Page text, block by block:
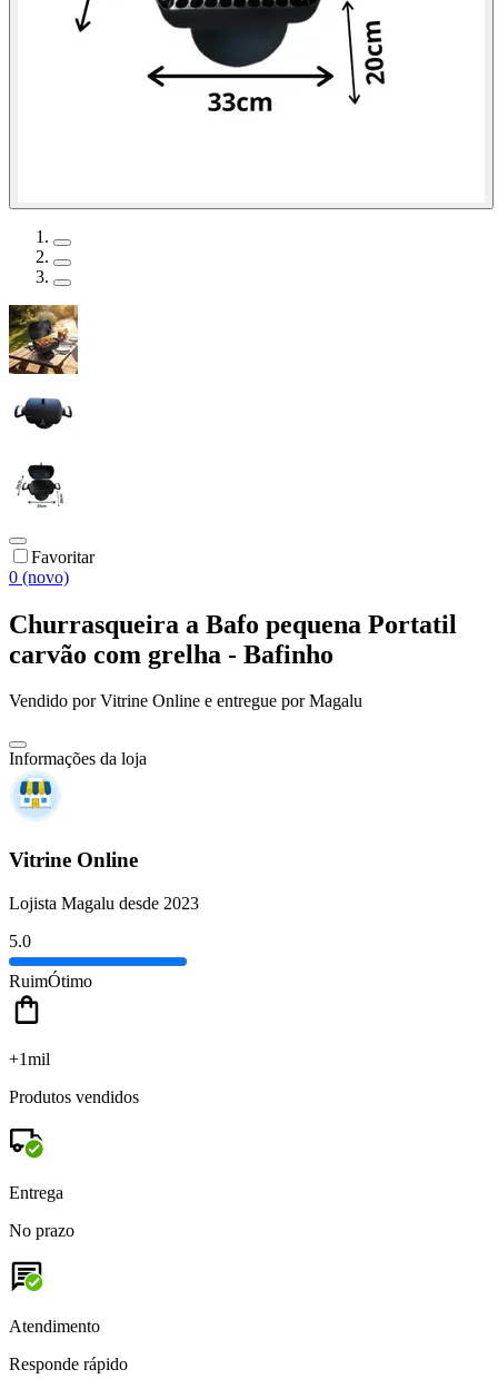
Favoritar
0 (novo)
Churrasqueira a Bafo pequena Portatil
carvão com grelha - Bafinho
Vendido porVitrine Online e entregue por Magalu
Informações da loja
Vitrine Online
Lojista Magalu desde 2023
5.0
RuimÓtimo
+1mil
Produtos vendidos
Entrega
No prazo
Atendimento
Responde rápido